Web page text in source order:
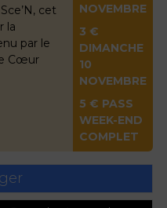
cet
la
par le
Cœur
NOVEMBRE
3 €
DIMANCHE
10
NOVEMBRE
5 € PASS
WEEK-END
COMPLET